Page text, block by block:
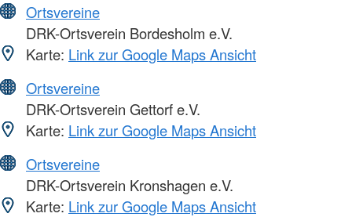
Ortsvereine
DRK-Ortsverein Bordesholm e.V.
Karte: Link zur Google Maps Ansicht
Ortsvereine
DRK-Ortsverein Gettorf e.V.
Karte: Link zur Google Maps Ansicht
Ortsvereine
DRK-Ortsverein Kronshagen e.V.
Karte: Link zur Google Maps Ansicht